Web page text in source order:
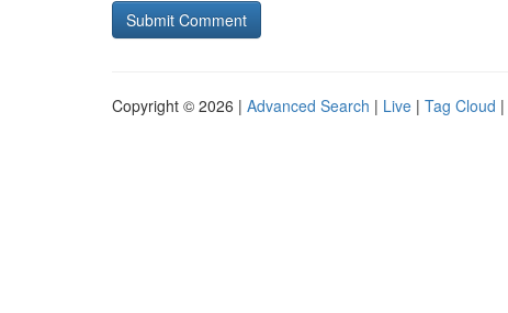
Copyright © 2026 | Advanced Search | Live | Tag Cloud |